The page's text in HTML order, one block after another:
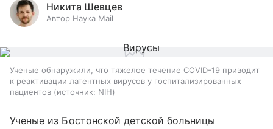
Никита Шевцев
Автор Наука Mail
Ученые обнаружили, что тяжелое течение COVID-19 приводит
к реактивации латентных вирусов у госпитализированных
пациентов
источник: NIH
Ученые из Бостонской детской больницы